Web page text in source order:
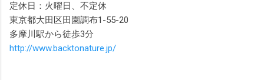
定休日：火曜日、不定休
東京都大田区田園調布1-55-20
多摩川駅から徒歩3分
http://www.backtonature.jp/